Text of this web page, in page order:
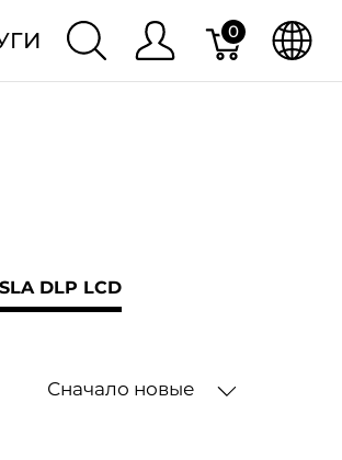
0
DLP LCD
Сначало новые